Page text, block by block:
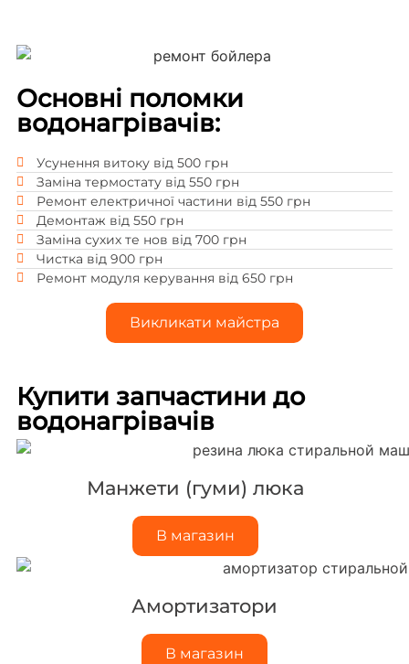
Основні поломки
водонагрівачів:
Усунення витоку від 500 грн
Заміна термостату від 550 грн
Ремонт електричної частини від 550 грн
Демонтаж від 550 грн
Заміна сухих те нов від 700 грн
Чистка від 900 грн
Ремонт модуля керування від 650 грн
Викликати майстра
Купити запчастини до
водонагрівачів
Манжети (гуми) люка
В магазин
Амортизатори
В магазин